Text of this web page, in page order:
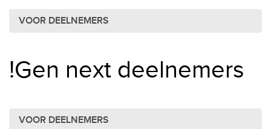
VOOR DEELNEMERS
!Gen next deelnemers
VOOR DEELNEMERS